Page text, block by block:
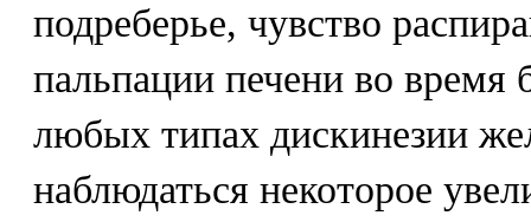
подреберье, чувство
пальпации печени во время
любых типах дискинезии
наблюдаться некоторое